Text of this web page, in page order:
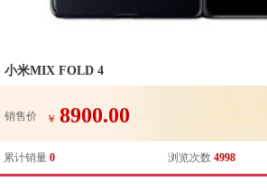
小米MIX FOLD 4
销售价 ￥ 8900.00
累计销量 0 浏览次数 4998